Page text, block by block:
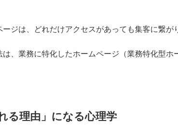
ジは、どれだけアクセスがあっても集客に繋が
、業務に特化したホームページ（業務特化型ホ
る理由」になる心理学